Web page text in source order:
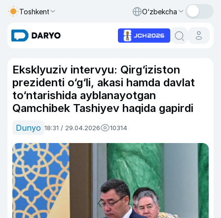
Toshkent O‘zbekcha
Eksklyuziv intervyu: Qirg‘iziston
prezidenti o‘g‘li, akasi hamda davlat
to‘ntarishida ayblanayotgan
Qamchibek Tashiyev haqida gapirdi
Dunyo 18:31 / 29.04.2026 10314